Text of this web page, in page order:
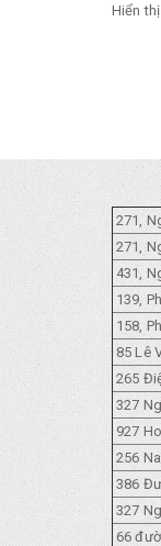
Hiển
271,
271,
431,
139,
158,
85 Lê
265
327
927
256
386
327
66